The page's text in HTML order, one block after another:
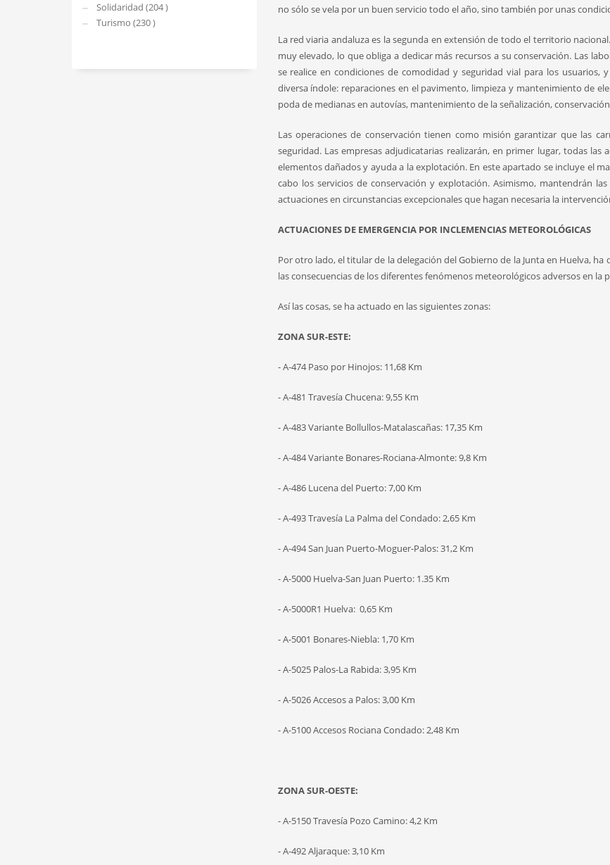
Solidaridad (204 )
Turismo (230 )
no sólo se vela por un buen servicio todo el año, sino también por unas
La red viaria andaluza es la segunda en extensión de todo el territorio
muy elevado, lo que obliga a dedicar más recursos a su conservación. Las
se realice en condiciones de comodidad y seguridad vial para los
diversa índole: reparaciones en el pavimento, limpieza y mantenimiento de
poda de medianas en autovías, mantenimiento de la señalización,
Las operaciones de conservación tienen como misión garantizar que las
seguridad. Las empresas adjudicatarias realizarán, en primer lugar, todas
elementos dañados y ayuda a la explotación. En este apartado se incluye el
cabo los servicios de conservación y explotación. Asimismo, mantendrán
actuaciones en circunstancias excepcionales que hagan necesaria la
ACTUACIONES DE EMERGENCIA POR INCLEMENCIAS METEOROLÓGICAS
Por otro lado, el titular de la delegación del Gobierno de la Junta en Huelva,
las consecuencias de los diferentes fenómenos meteorológicos adversos en
Así las cosas, se ha actuado en las siguientes zonas:
ZONA SUR-ESTE:
- A-474 Paso por Hinojos: 11,68 Km
- A-481 Travesía Chucena: 9,55 Km
- A-483 Variante Bollullos-Matalascañas: 17,35 Km
- A-484 Variante Bonares-Rociana-Almonte: 9,8 Km
- A-486 Lucena del Puerto: 7,00 Km
- A-493 Travesía La Palma del Condado: 2,65 Km
- A-494 San Juan Puerto-Moguer-Palos: 31,2 Km
- A-5000 Huelva-San Juan Puerto: 1.35 Km
- A-5000R1 Huelva: 0,65 Km
- A-5001 Bonares-Niebla: 1,70 Km
- A-5025 Palos-La Rabida: 3,95 Km
- A-5026 Accesos a Palos: 3,00 Km
- A-5100 Accesos Rociana Condado: 2,48 Km
ZONA SUR-OESTE:
- A-5150 Travesía Pozo Camino: 4,2 Km
- A-492 Aljaraque: 3,10 Km